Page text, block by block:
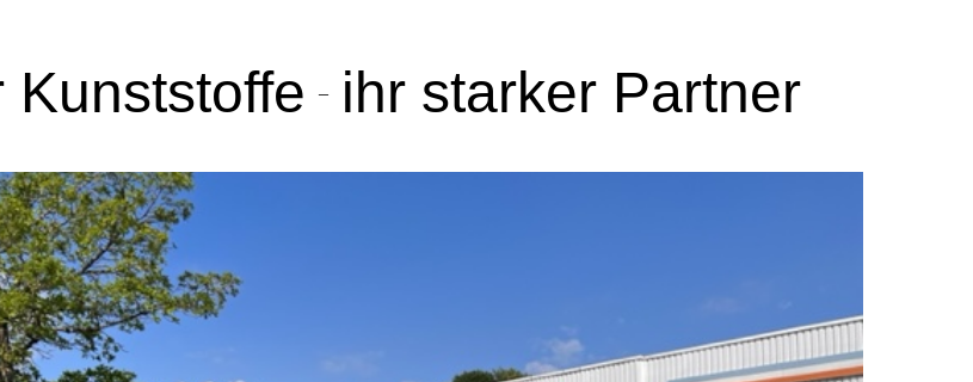
Kunststoffe – ihr starker Partner